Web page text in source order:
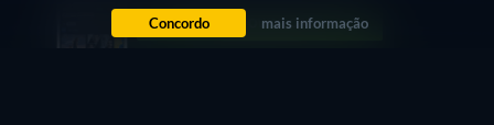
Concordo mais informação